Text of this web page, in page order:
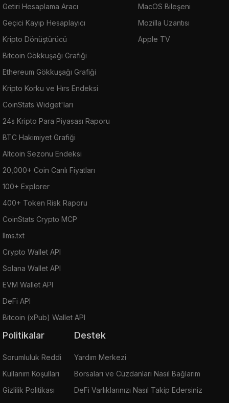
Getiri Hesaplama Aracı
Geçici Kayıp Hesaplayıcı
Kripto Dönüştürücü
Bitcoin Gökkuşağı Grafiği
Ethereum Gökkuşağı Grafiği
Kripto Korku ve Hırs Endeksi
CoinStats Widget'ları
24s Kripto Para Piyasası Raporu
BTC Hakimiyet Grafiği
Altcoin Sezonu Endeksi
20,000+ Coin Canlı Fiyatları
100+ Explorer
400+ Token Risk Raporu
CoinStats Crypto MCP
llms.txt
Crypto Wallet API
Solana Wallet API
EVM Wallet API
DeFi API
Bitcoin (xPub) Wallet API
MacOS Bileşeni
Mozilla Uzantısı
Apple TV
Politikalar
Sorumluluk Reddi
Kullanım Koşulları
Gizlilik Politikası
Destek
Yardım Merkezi
Borsaları ve Cüzdanları Nasıl Bağlarım
DeFi Varlıklarınızı Nasıl Takip Edersiniz